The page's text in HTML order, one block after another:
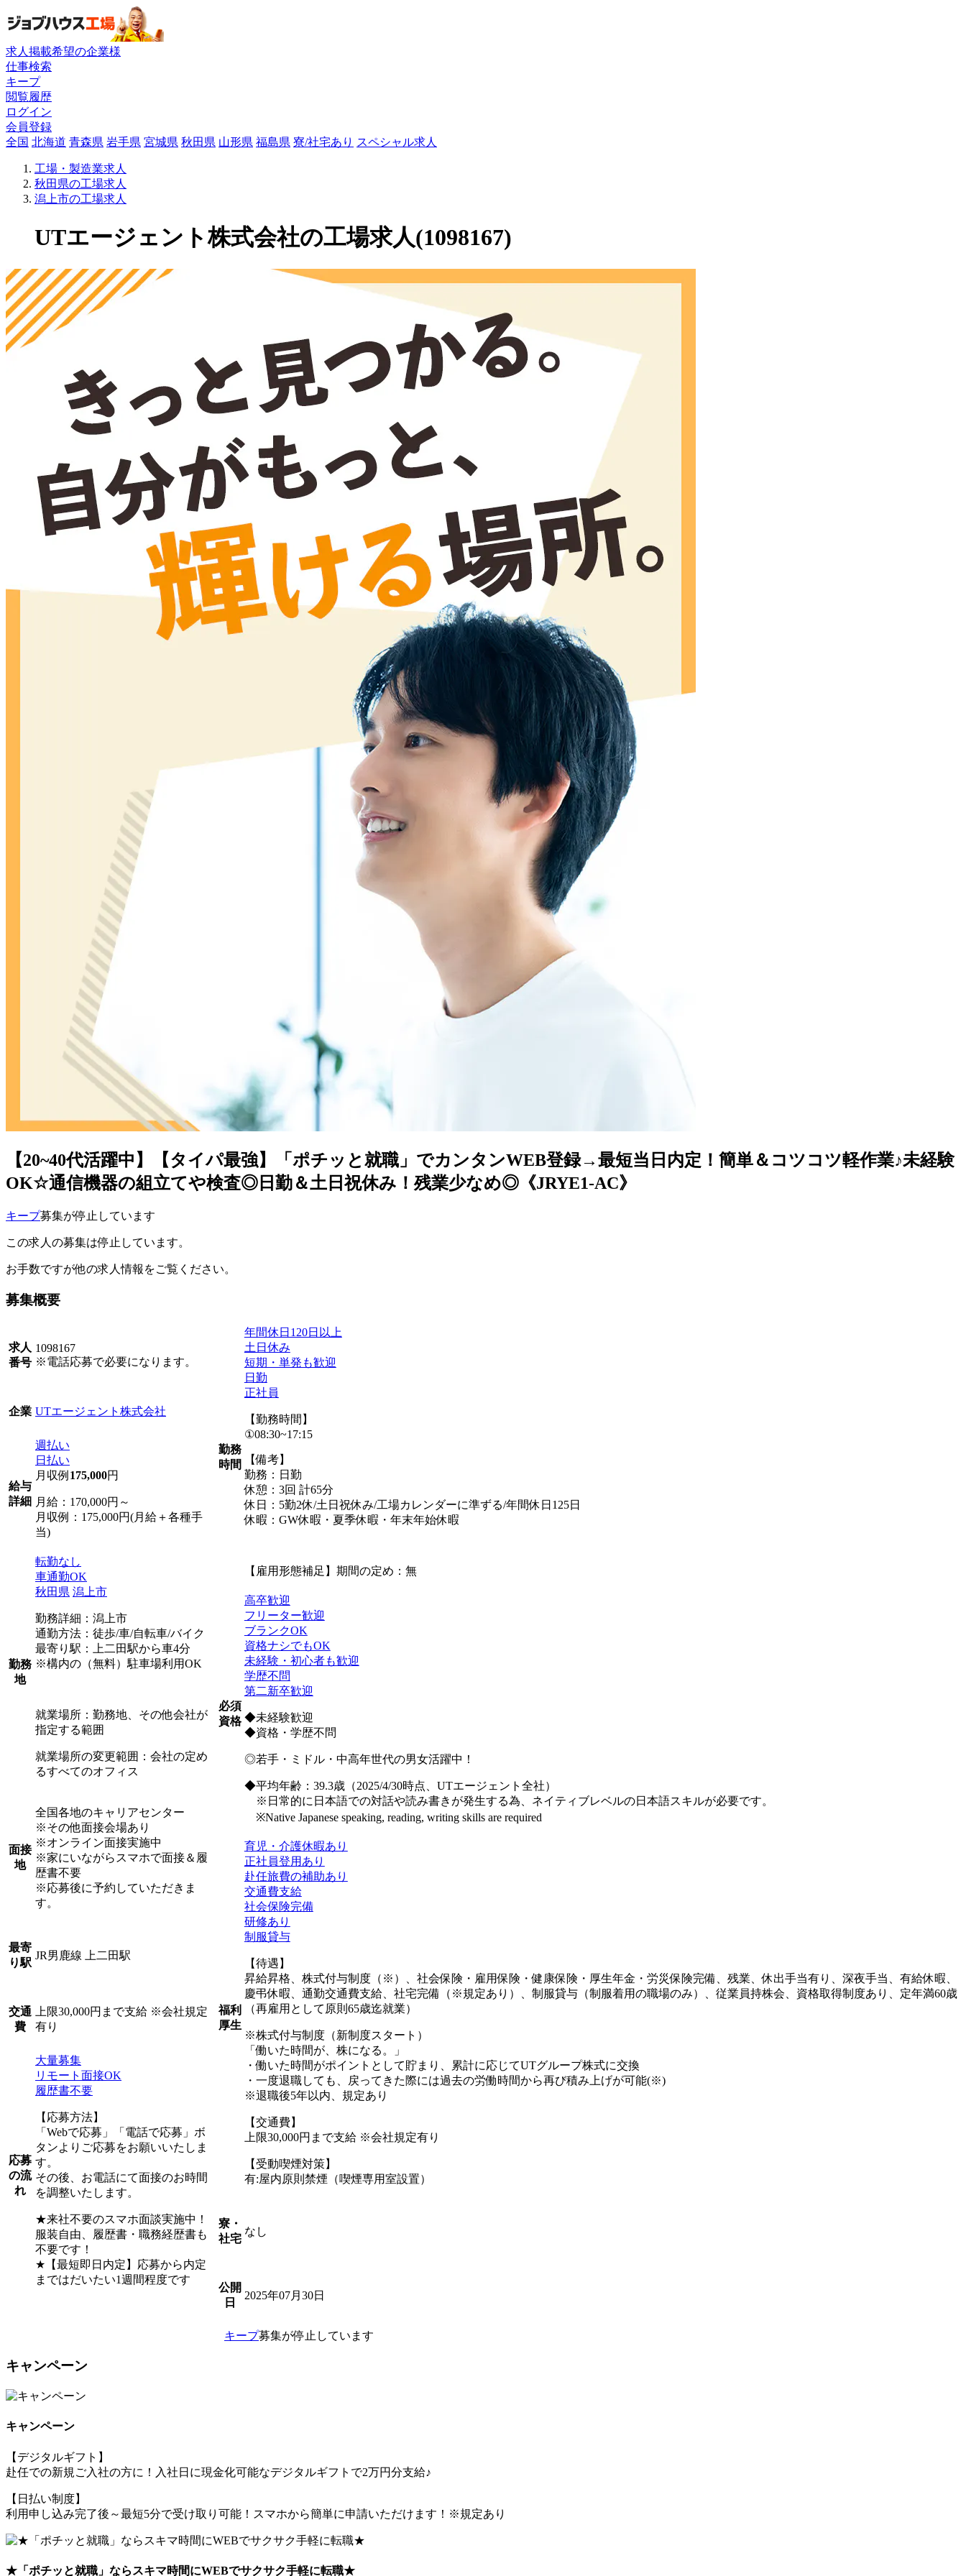
求人掲載希望の企業様
仕事検索
キープ
閲覧履歴
ログイン
会員登録
全国 北海道 青森県 岩手県 宮城県 秋田県 山形県 福島県 寮/社宅あり スペシャル求人
工場・製造業求人
秋田県の工場求人
潟上市の工場求人
UTエージェント株式会社の工場求人(1098167)
【20~40代活躍中】【タイパ最強】「ポチッと就職」でカンタンWEB登録→最短当日内定！簡単＆コツコツ軽作業♪未経験
OK☆通信機器の組立てや検査◎日勤＆土日祝休み！残業少なめ◎《JRYE1-AC》
キープ募集が停止しています
この求人の募集は停止しています。
お手数ですが他の求人情報をご覧ください。
募集概要
求人
番号
1098167
※電話応募で必要になります。
企業 UTエージェント株式会社
給与
詳細
週払い
日払い
月収例 175,000円
月給：170,000円～
月収例：175,000円(月給＋各種手
当)
勤務
地
転勤なし
車通勤OK
秋田県 潟上市
勤務詳細：潟上市
通勤方法：徒歩/車/自転車/バイク
最寄り駅：上二田駅から車4分
※構内の（無料）駐車場利用OK
就業場所：勤務地、その他会社が
指定する範囲
就業場所の変更範囲：会社の定め
るすべてのオフィス
面接
地
全国各地のキャリアセンター
※その他面接会場あり
※オンライン面接実施中
※家にいながらスマホで面接＆履
歴書不要
※応募後に予約していただきま
す。
最寄
り駅
JR男鹿線 上二田駅
交通
費
上限30,000円まで支給 ※会社規定
有り
応募
の流
れ
大量募集
リモート面接OK
履歴書不要
【応募方法】
「Webで応募」「電話で応募」ボ
タンよりご応募をお願いいたしま
す。
その後、お電話にて面接のお時間
を調整いたします。
★来社不要のスマホ面談実施中！
服装自由、履歴書・職務経歴書も
不要です！
★【最短即日内定】応募から内定
まではだいたい1週間程度です
勤務
時間
年間休日120日以上
土日休み
短期・単発も歓迎
日勤
正社員
【勤務時間】
①08:30~17:15
【備考】
勤務：日勤
休憩：3回 計65分
休日：5勤2休/土日祝休み/工場カレンダーに準ずる/年間休日125日
休暇：GW休暇・夏季休暇・年末年始休暇
【雇用形態補足】期間の定め：無
必須
資格
高卒歓迎
フリーター歓迎
ブランクOK
資格ナシでもOK
未経験・初心者も歓迎
学歴不問
第二新卒歓迎
◆未経験歓迎
◆資格・学歴不問
◎若手・ミドル・中高年世代の男女活躍中！
◆平均年齢：39.3歳（2025/4/30時点、UTエージェント全社）
※日常的に日本語での対話や読み書きが発生する為、ネイティブレベルの日本語スキルが必要です。
※Native Japanese speaking, reading, writing skills are required
福利
厚生
育児・介護休暇あり
正社員登用あり
赴任旅費の補助あり
交通費支給
社会保険完備
研修あり
制服貸与
【待遇】
昇給昇格、株式付与制度（※）、社会保険・雇用保険・健康保険・厚生年金・労災保険完備、残業、休出手当有り、深夜手当、有給休暇、
慶弔休暇、通勤交通費支給、社宅完備（※規定あり）、制服貸与（制服着用の職場のみ）、従業員持株会、資格取得制度あり、定年満60歳
（再雇用として原則65歳迄就業）
※株式付与制度（新制度スタート）
「働いた時間が、株になる。」
・働いた時間がポイントとして貯まり、累計に応じてUTグループ株式に交換
・一度退職しても、戻ってきた際には過去の労働時間から再び積み上げが可能(※)
※退職後5年以内、規定あり
【交通費】
上限30,000円まで支給 ※会社規定有り
【受動喫煙対策】
有:屋内原則禁煙（喫煙専用室設置）
寮・
社宅
なし
公開
日
2025年07月30日
キープ募集が停止しています
キャンペーン
キャンペーン
【デジタルギフト】
赴任での新規ご入社の方に！入社日に現金化可能なデジタルギフトで2万円分支給♪
【日払い制度】
利用申し込み完了後～最短5分で受け取り可能！スマホから簡単に申請いただけます！※規定あり
★「ポチッと就職」ならスキマ時間にWEBでサクサク手軽に転職★